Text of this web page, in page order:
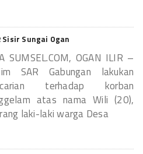
Sisir Sungai Ogan
SUMSEL.COM, OGAN ILIR –
SAR Gabungan lakukan
terhadap korban
atas nama Wili (20),
laki-laki warga Desa